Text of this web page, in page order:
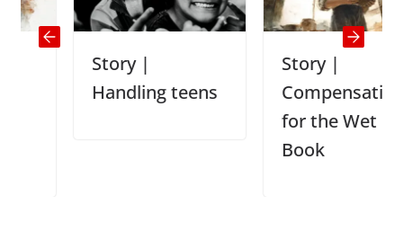
Story |
Handling teens
Story |
Compensation
for the Wet
Book